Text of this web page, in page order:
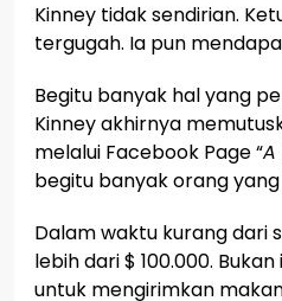
Kinney tidak sendirian.
tergugah. Ia pun
Begitu banyak hal yang
Kinney akhirnya
melalui Facebook Page “A
begitu banyak orang
Dalam waktu kurang dari
lebih dari $ 100.000.
untuk mengirimkan